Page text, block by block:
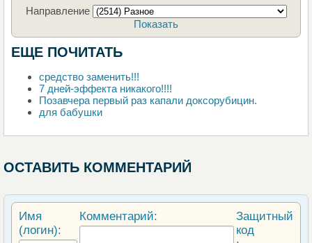
Направление
Показать
ЕЩЕ ПОЧИТАТЬ
средство заменить!!!
7 дней-эффекта никакого!!!!
Позавчера первый раз капали доксорубицин.
для бабушки
ОСТАВИТЬ КОММЕНТАРИЙ
Имя
(логин):
Комментарий:
Защитный
код